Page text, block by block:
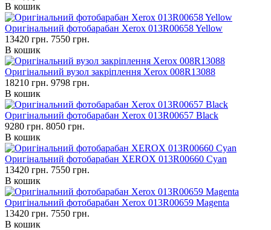
В кошик
Оригінальний фотобарабан Xerox 013R00658 Yellow
13420 грн. 7550 грн.
В кошик
Оригінальний вузол закріплення Xerox 008R13088
18210 грн. 9798 грн.
В кошик
Оригінальний фотобарабан Xerox 013R00657 Black
9280 грн. 8050 грн.
В кошик
Оригінальний фотобарабан XEROX 013R00660 Cyan
13420 грн. 7550 грн.
В кошик
Оригінальний фотобарабан Xerox 013R00659 Magenta
13420 грн. 7550 грн.
В кошик